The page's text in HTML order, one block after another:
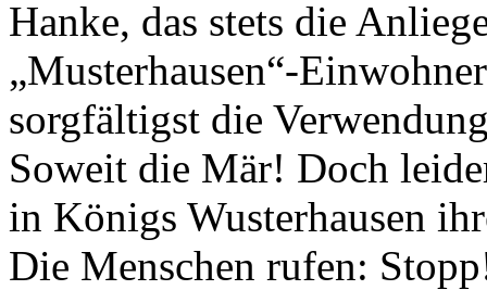
Hanke, das stets die
„Musterhausen“-
sorgfältigst die
Soweit die Mär! Doch
in Königs Wusterhausen
Die Menschen rufen: